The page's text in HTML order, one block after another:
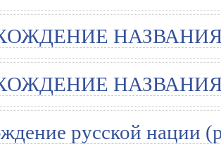
НАЗВАНИЯ
НАЗВАНИЯ
русской нации